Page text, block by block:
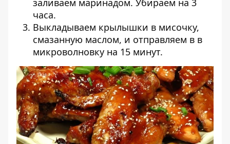
заливаем маринадом. Убираем на 3
часа.
Выкладываем крылышки в мисочку,
смазанную маслом, и отправляем в в
микроволновку на 15 минут.